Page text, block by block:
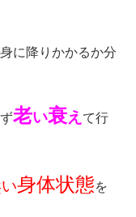
に降りかかるか分
老い衰え て行
い身体状態を